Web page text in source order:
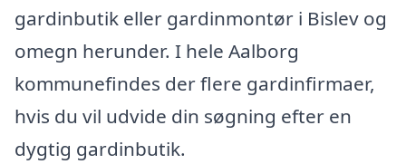
gardinbutik eller gardinmontør i Bislev og
omegn herunder. I hele Aalborg
kommunefindes der flere gardinfirmaer,
hvis du vil udvide din søgning efter en
dygtig gardinbutik.